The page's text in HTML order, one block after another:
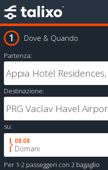
Dove & Quando
Partenza:
Destinazione:
su:
08.08
Domani
Per 1-2 passeggeri con 2 bagaglio